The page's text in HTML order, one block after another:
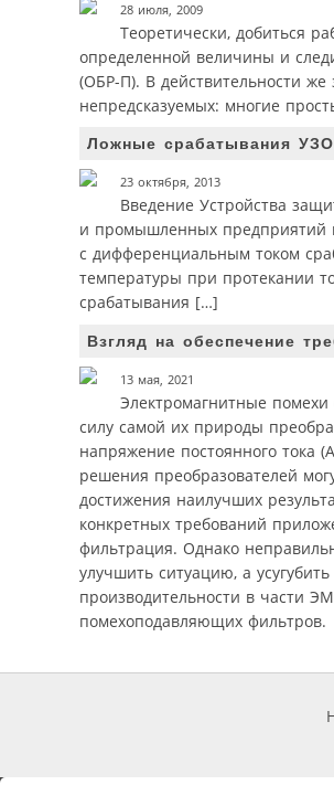
28 июля, 2009
Теоретически, добиться
определенной величины и
(ОБР-П). В действительности
непредсказуемых: многие
Ложные срабатывания
23 октября, 2013
Введение Устройства
и промышленных предприятий
с дифференциальным током
температуры при протекании
срабатывания […]
Взгляд на обеспечение
13 мая, 2021
Электромагнитные
силу самой их природы
напряжение постоянного тока
решения преобразователей
достижения наилучших
конкретных требований
фильтрация. Однако
улучшить ситуацию, а
производительности в части
помехоподавляющих фильтров.